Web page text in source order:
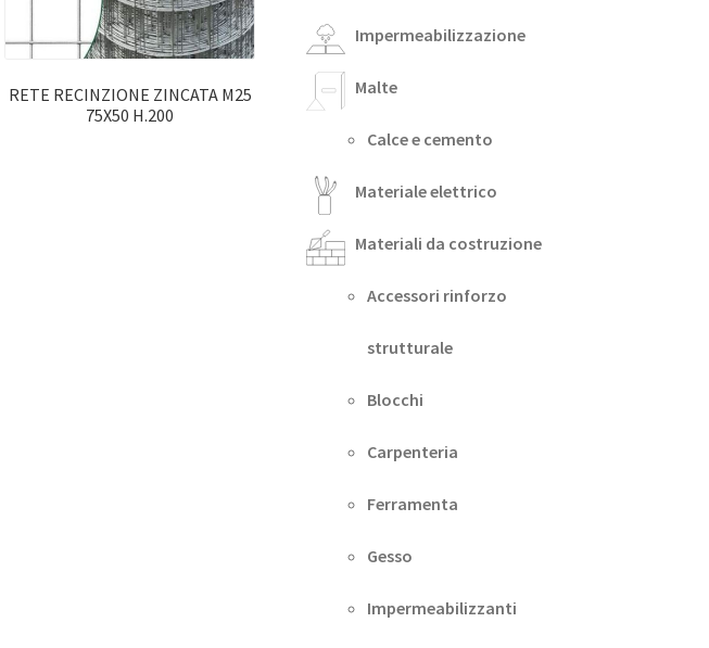
RETE RECINZIONE ZINCATA M25
75X50 H.200
Impermeabilizzazione
Malte
Calce e cemento
Materiale elettrico
Materiali da costruzione
Accessori rinforzo
strutturale
Blocchi
Carpenteria
Ferramenta
Gesso
Impermeabilizzanti